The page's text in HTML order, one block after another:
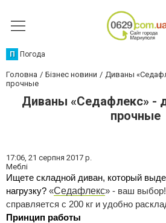
П Погода
Головна Бізнес новини
Диваны
прочные
Диваны «Седафлекс» -
прочные
17:06, 21 серпня 2017 р.
Меблі
Ищете складной диван, который
нагрузку? «Седафлекс» - ваш выбор!
справляется с 200 кг и удобно
Принцип работы